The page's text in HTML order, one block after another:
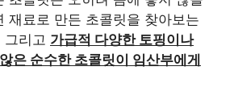
재료로 만든 초콜릿을 찾아보는
그리고 가급적 다양한 토핑이나
은 순수한 초콜릿이 임산부에게